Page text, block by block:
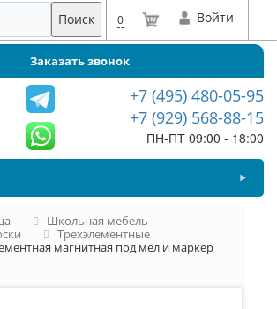
Поиск 0 Войти
Заказать звонок
+7 (495) 480-05-95
+7 (929) 568-88-15
ПН-ПТ 09:00 - 18:00
Школьная мебель
Трехэлементные
магнитная под мел и маркер